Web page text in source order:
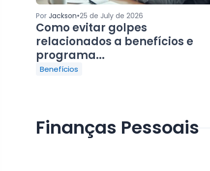
Por Jackson•25 de July de 2026
Como evitar golpes
relacionados a benefícios e
programa...
Benefícios
Finanças Pessoais